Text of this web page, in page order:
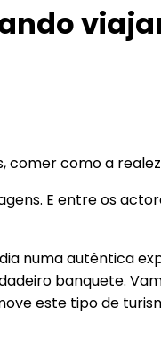
comer como a
E entre os
numa autêntica
banquete.
este tipo de